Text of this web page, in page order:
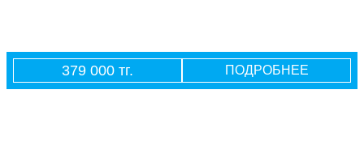
379 000 тг. ПОДРОБНЕЕ